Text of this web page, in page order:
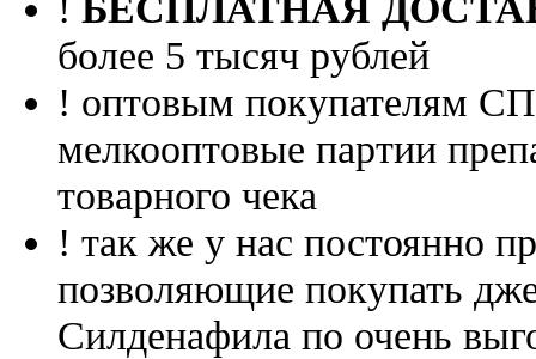
более 5 тысяч рублей
! оптовым покупателям
мелкооптовые партии
товарного чека
! так же у нас постоянно
позволяющие покупать
Силденафила по очень